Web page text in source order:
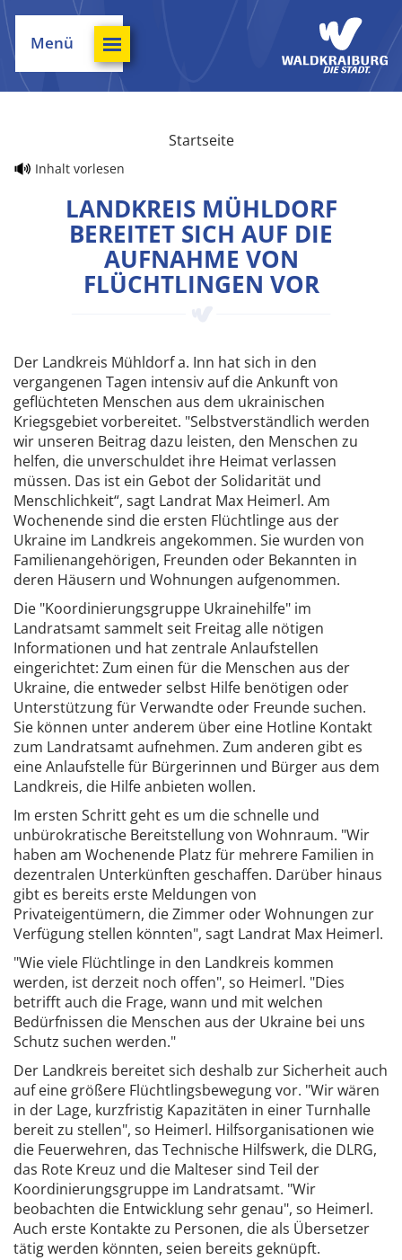
Menü
Startseite
Inhalt vorlesen
LANDKREIS MÜHLDORF
BEREITET SICH AUF DIE
AUFNAHME VON
FLÜCHTLINGEN VOR
Der Landkreis Mühldorf a. Inn hat sich in den
vergangenen Tagen intensiv auf die Ankunft von
geflüchteten Menschen aus dem ukrainischen
Kriegsgebiet vorbereitet. "Selbstverständlich werden
wir unseren Beitrag dazu leisten, den Menschen zu
helfen, die unverschuldet ihre Heimat verlassen
müssen. Das ist ein Gebot der Solidarität und
Menschlichkeit“, sagt Landrat Max Heimerl. Am
Wochenende sind die ersten Flüchtlinge aus der
Ukraine im Landkreis angekommen. Sie wurden von
Familienangehörigen, Freunden oder Bekannten in
deren Häusern und Wohnungen aufgenommen.
Die "Koordinierungsgruppe Ukrainehilfe" im
Landratsamt sammelt seit Freitag alle nötigen
Informationen und hat zentrale Anlaufstellen
eingerichtet: Zum einen für die Menschen aus der
Ukraine, die entweder selbst Hilfe benötigen oder
Unterstützung für Verwandte oder Freunde suchen.
Sie können unter anderem über eine Hotline Kontakt
zum Landratsamt aufnehmen. Zum anderen gibt es
eine Anlaufstelle für Bürgerinnen und Bürger aus dem
Landkreis, die Hilfe anbieten wollen.
Im ersten Schritt geht es um die schnelle und
unbürokratische Bereitstellung von Wohnraum. "Wir
haben am Wochenende Platz für mehrere Familien in
dezentralen Unterkünften geschaffen. Darüber hinaus
gibt es bereits erste Meldungen von
Privateigentümern, die Zimmer oder Wohnungen zur
Verfügung stellen könnten", sagt Landrat Max Heimerl.
"Wie viele Flüchtlinge in den Landkreis kommen
werden, ist derzeit noch offen", so Heimerl. "Dies
betrifft auch die Frage, wann und mit welchen
Bedürfnissen die Menschen aus der Ukraine bei uns
Schutz suchen werden."
Der Landkreis bereitet sich deshalb zur Sicherheit auch
auf eine größere Flüchtlingsbewegung vor. "Wir wären
in der Lage, kurzfristig Kapazitäten in einer Turnhalle
bereit zu stellen", so Heimerl. Hilfsorganisationen wie
die Feuerwehren, das Technische Hilfswerk, die DLRG,
das Rote Kreuz und die Malteser sind Teil der
Koordinierungsgruppe im Landratsamt. "Wir
beobachten die Entwicklung sehr genau", so Heimerl.
Auch erste Kontakte zu Personen, die als Übersetzer
tätig werden könnten, seien bereits geknüpft.